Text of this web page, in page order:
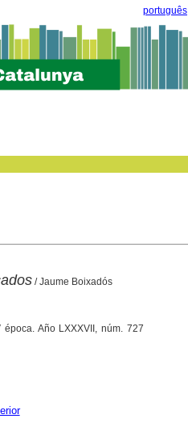
português
/ Jaume Boixadós
época. Año LXXXVII, núm. 727